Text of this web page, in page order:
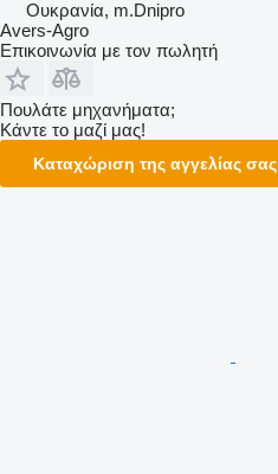
Ουκρανία, m.Dnipro
Avers-Agro
Επικοινωνία με τον πωλητή
Πουλάτε μηχανήματα;
Κάντε το μαζί μας!
Καταχώριση της αγγελίας σας